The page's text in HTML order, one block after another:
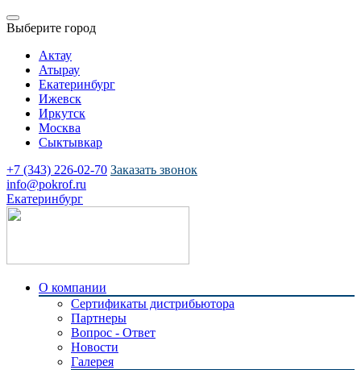
Выберите город
Актау
Атырау
Екатеринбург
Ижевск
Иркутск
Москва
Сыктывкар
+7 (343) 226-02-70 Заказать звонок
info@pokrof.ru
Екатеринбург
О компании
Сертификаты дистрибьютора
Партнеры
Вопрос - Ответ
Новости
Галерея